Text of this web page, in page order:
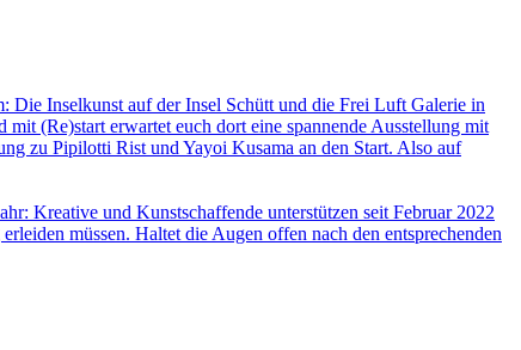
Die Inselkunst auf der Insel Schütt und die Frei Luft Galerie in
(Re)start erwartet euch dort eine spannende Ausstellung mit
zu Pipilotti Rist und Yayoi Kusama an den Start. Also auf
Kreative und Kunstschaffende unterstützen seit Februar 2022
müssen. Haltet die Augen offen nach den entsprechenden